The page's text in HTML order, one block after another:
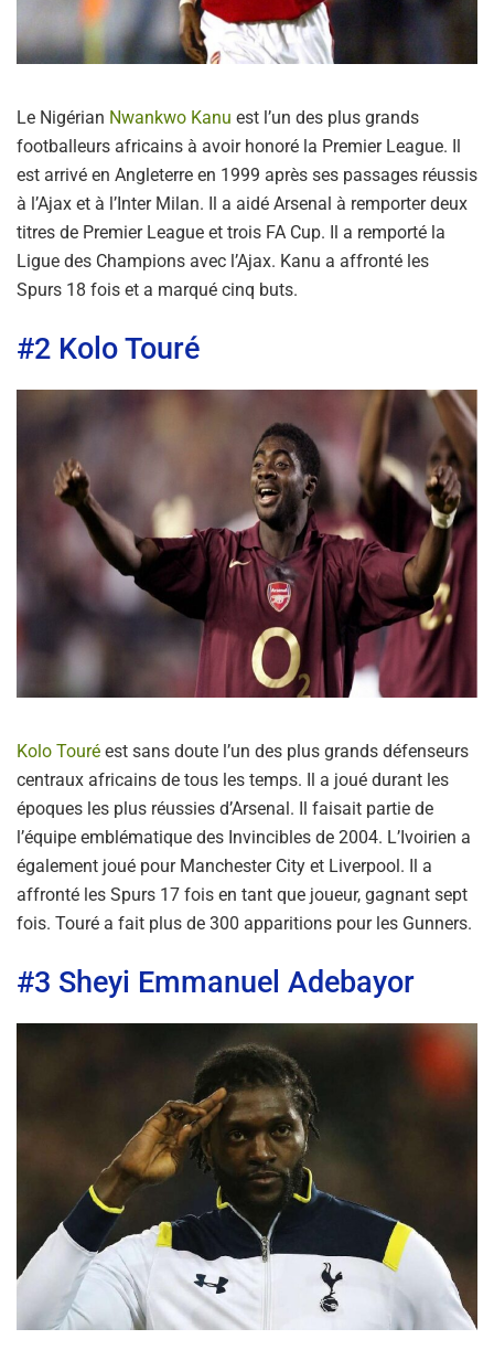
Le Nigérian Nwankwo Kanu est l’un des plus grands
footballeurs africains à avoir honoré la Premier League. Il
est arrivé en Angleterre en 1999 après ses passages réussis
à l’Ajax et à l’Inter Milan. Il a aidé Arsenal à remporter deux
titres de Premier League et trois FA Cup. Il a remporté la
Ligue des Champions avec l’Ajax. Kanu a affronté les
Spurs 18 fois et a marqué cinq buts.
#2 Kolo Touré
Kolo Touré est sans doute l’un des plus grands défenseurs
centraux africains de tous les temps. Il a joué durant les
époques les plus réussies d’Arsenal. Il faisait partie de
l’équipe emblématique des Invincibles de 2004. L’Ivoirien a
également joué pour Manchester City et Liverpool. Il a
affronté les Spurs 17 fois en tant que joueur, gagnant sept
fois. Touré a fait plus de 300 apparitions pour les Gunners.
#3 Sheyi Emmanuel Adebayor